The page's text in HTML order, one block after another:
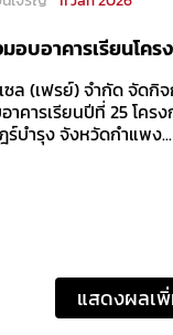
อบอาคารเรียนโคร
ซล (เฟรย์) จำกัด จัดกิ
าคารเรียนปีที่ 25 โครง
ร์บำรุง จังหวัดกำแพง...
แสดงผลเ